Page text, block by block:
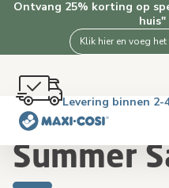
Ontvang 25% korting op
Klik hier en voeg
Gratis verzending
4.3★ van 1K+
Levering binnen 2-
Gratis retourneren
Home Summer Sale
Summer